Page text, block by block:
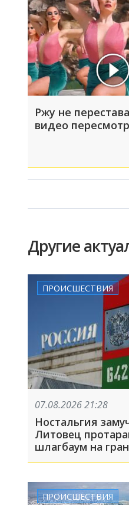
Ржу не
видео
Другие
ПРОИСШЕСТВИЯ
07.08.2026 21:28
Ностальгия
Литовец
шлагбаум на
сходил в Россию
недолгой
ПРОИСШЕСТВИЯ